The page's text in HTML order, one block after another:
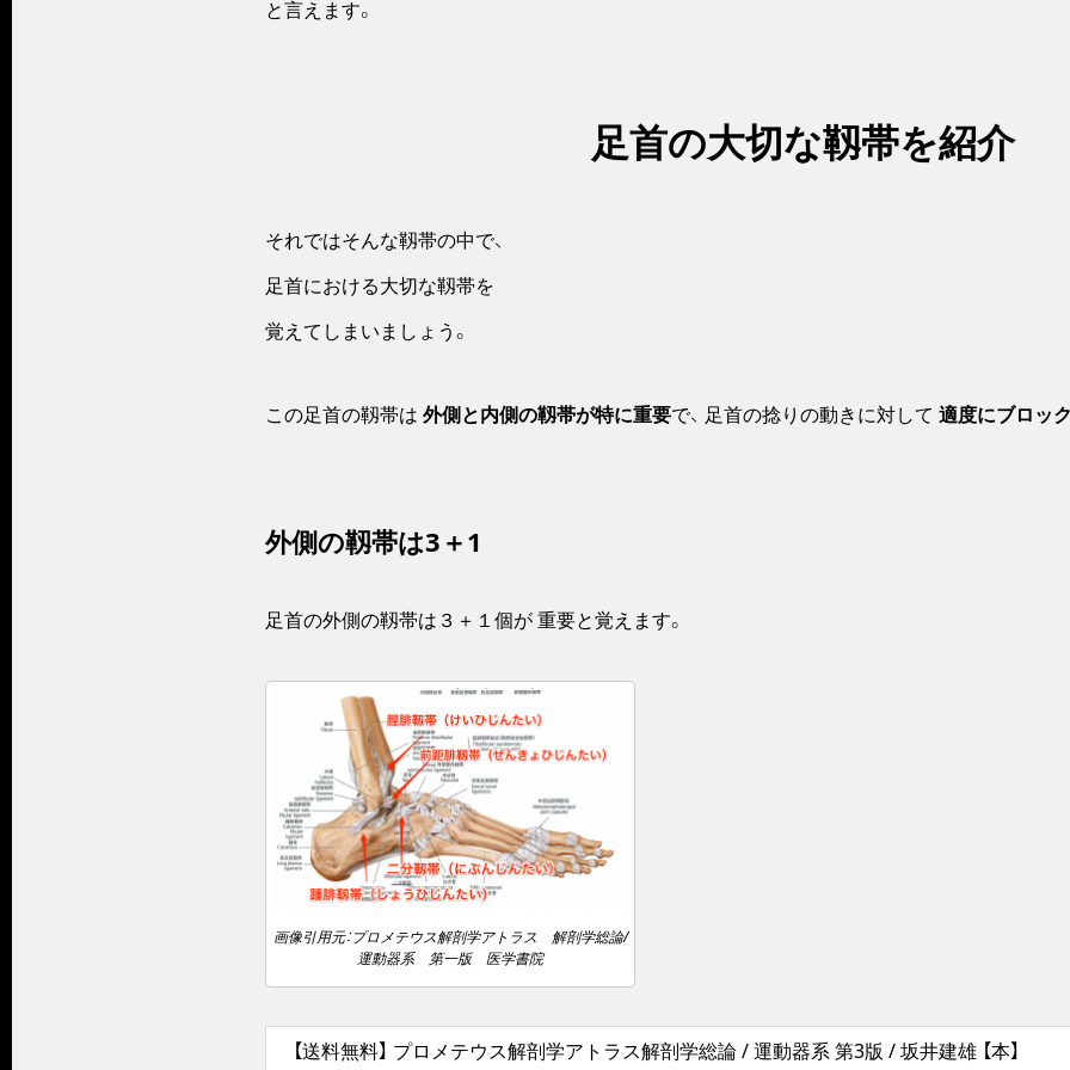
と言えます。
足首の大切な靱帯を紹介
それではそんな靱帯の中で、
足首における大切な靱帯を
覚えてしまいましょう。
この足首の靱帯は 外側と内側の靱帯が特に重要で、 足首の捻りの動きに対して 適度にブロッ
外側の靱帯は3＋1
足首の外側の靱帯は３＋１個が 重要と覚えます。
画像引用元：プロメテウス解剖学アトラス 解剖学総論/
運動器系 第一版 医学書院
【送料無料】 プロメテウス解剖学アトラス解剖学総論 / 運動器系 第3版 / 坂井建雄 【本】